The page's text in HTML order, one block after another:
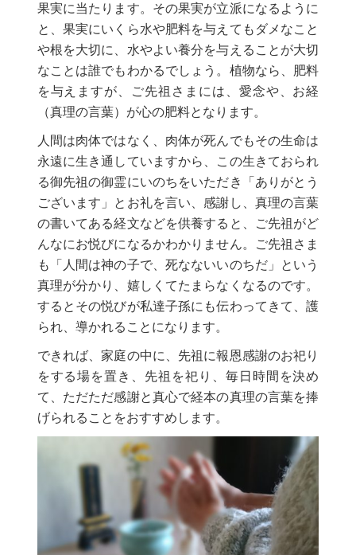
果実に当たります。その果実が立派になるように
と、果実にいくら水や肥料を与えてもダメなこと
や根を大切に、水やよい養分を与えることが大切
なことは誰でもわかるでしょう。植物なら、肥料
を与えますが、ご先祖さまには、愛念や、お経
（真理の言葉）が心の肥料となります。
人間は肉体ではなく、肉体が死んでもその生命は
永遠に生き通していますから、この生きておられ
る御先祖の御霊にいのちをいただき「ありがとう
ございます」とお礼を言い、感謝し、真理の言葉
の書いてある経文などを供養すると、ご先祖がど
んなにお悦びになるかわかりません。ご先祖さま
も「人間は神の子で、死なないいのちだ」という
真理が分かり、嬉しくてたまらなくなるのです。
するとその悦びが私達子孫にも伝わってきて、護
られ、導かれることになります。
できれば、家庭の中に、先祖に報恩感謝のお祀り
をする場を置き、先祖を祀り、毎日時間を決め
て、ただただ感謝と真心で経本の真理の言葉を捧
げられることをおすすめします。